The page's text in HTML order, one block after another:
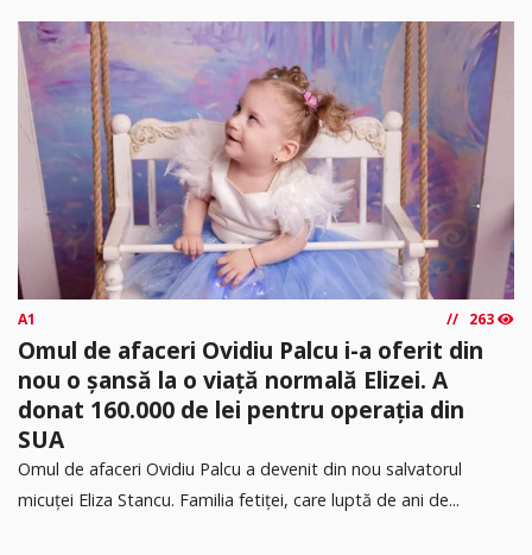
A1 263
Omul de afaceri Ovidiu Palcu i-a oferit din
nou o șansă la o viață normală Elizei. A
donat 160.000 de lei pentru operația din
SUA
Omul de afaceri Ovidiu Palcu a devenit din nou salvatorul
micuței Eliza Stancu. Familia fetiței, care luptă de ani de...